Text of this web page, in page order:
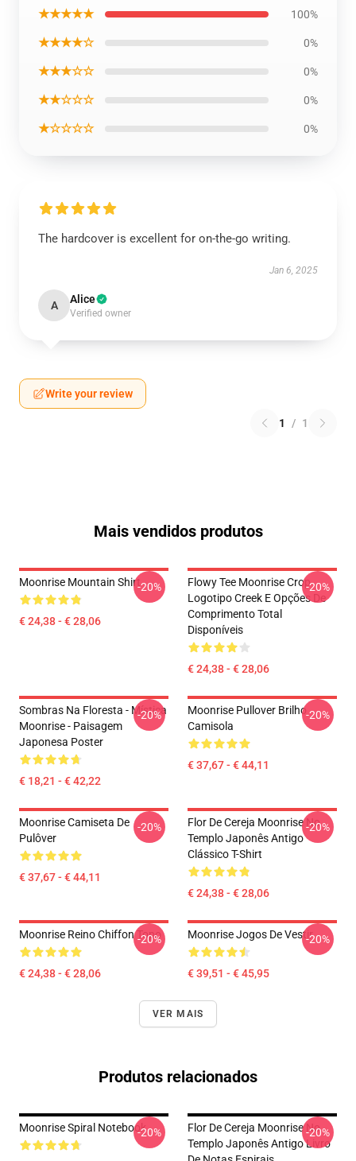
★★★★★ 100%
★★★★☆ 0%
★★★☆☆ 0%
★★☆☆☆ 0%
★☆☆☆☆ 0%
The hardcover is excellent for on-the-go writing.
Jan 6, 2025
A Alice
Verified owner
Write your review
1 / 1
Mais vendidos produtos
Moonrise Mountain Shirt
€ 24,38 - € 28,06
-20%
Flowy Tee Moonrise Crop
Logotipo Creek E Opções De
Comprimento Total
Disponíveis
€ 24,38 - € 28,06
-20%
Sombras Na Floresta - Mística
Moonrise - Paisagem
Japonesa Poster
€ 18,21 - € 42,22
-20%
Moonrise Pullover Brilho
Camisola
€ 37,67 - € 44,11
-20%
Moonrise Camiseta De
Pulôver
€ 37,67 - € 44,11
-20%
Flor De Cereja Moonrise No
Templo Japonês Antigo
Clássico T-Shirt
€ 24,38 - € 28,06
-20%
Moonrise Reino Chiffon Topo
€ 24,38 - € 28,06
-20% Moonrise Jogos De Vestir
€ 39,51 - € 45,95
-20%
VER MAIS
Produtos relacionados
Moonrise Spiral Notebook-20%
Flor De Cereja Moonrise No
Templo Japonês Antigo Livro
-20%